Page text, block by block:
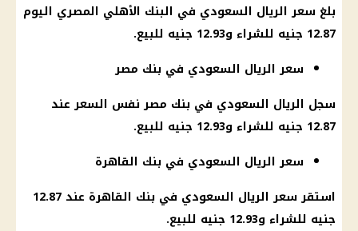
بلغ سعر الريال السعودي في البنك الأهلي المصري اليوم
12.87 جنيه للشراء و12.93 جنيه للبيع.
سعر الريال السعودي في بنك مصر
سجل الريال السعودي في بنك مصرنفس السعر عند
12.87 جنيه للشراء و12.93 جنيه للبيع.
سعر الريال السعودي في بنك القاهرة
استقر سعر الريال السعودي في بنك القاهرة
عند 12.87
جنيه للشراء و12.93 جنيه للبيع.